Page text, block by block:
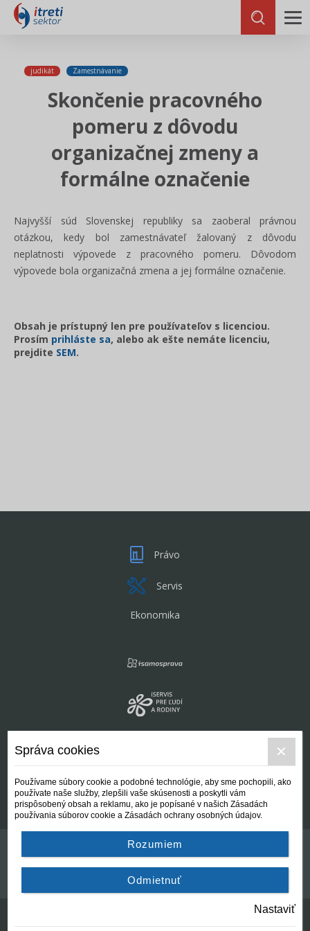
judikát Zamestnávanie
Skončenie pracovného
pomeru z dôvodu
organizačnej zmeny a
formálne označenie
Najvyšší súd Slovenskej republiky sa zaoberal právnou
otázkou, kedy bol zamestnávateľ žalovaný z dôvodu
neplatnosti výpovede z pracovného pomeru. Dôvodom
výpovede bola organizačná zmena a jej formálne označenie.
Obsah je prístupný len pre používateľov s licenciou.
Prosím prihláste sa, alebo ak ešte nemáte licenciu,
prejdite SEM.
Právo
Servis
Ekonomika
Kontakt
Všeobecné podmienky
Správa cookies
Používame súbory cookie a podobné technológie, aby sme pochopili, ako
používate naše služby, zlepšili vaše skúsenosti a poskytli vám
prispôsobený obsah a reklamu, ako je popísané v našich Zásadách
používania súborov cookie a Zásadách ochrany osobných údajov.
Rozumiem
Odmietnuť
Nastaviť